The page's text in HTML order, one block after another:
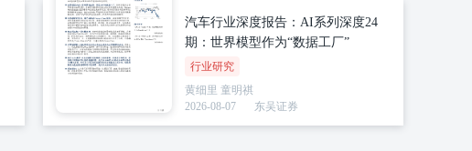
汽车行业深度报告：AI系列深度24
期：世界模型作为“数据工厂”
行业研究
黄细里 童明祺
2026-08-07
东吴证券